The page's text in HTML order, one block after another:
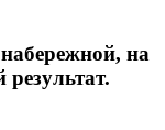
на